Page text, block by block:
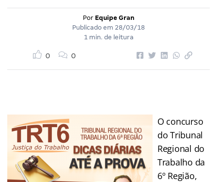
Por Equipe Gran
Publicado em 28/03/18
1 min. de leitura
0 0
O concurso
do Tribunal
Regional do
Trabalho da
6º Região,